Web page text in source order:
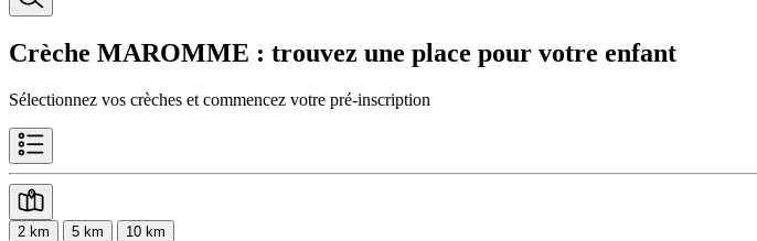
Crèche MAROMME : trouvez une place pour votre enfant
Sélectionnez vos crèches et commencez votre pré-inscription
2 km 5 km 10 km